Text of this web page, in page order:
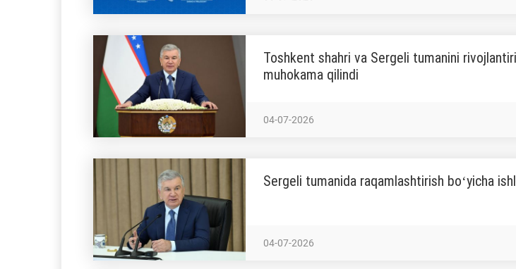
Toshkent shahri va Sergeli tumanini
muhokama qilindi
04-07-2026
Sergeli tumanida raqamlashtirish boʻyicha
04-07-2026